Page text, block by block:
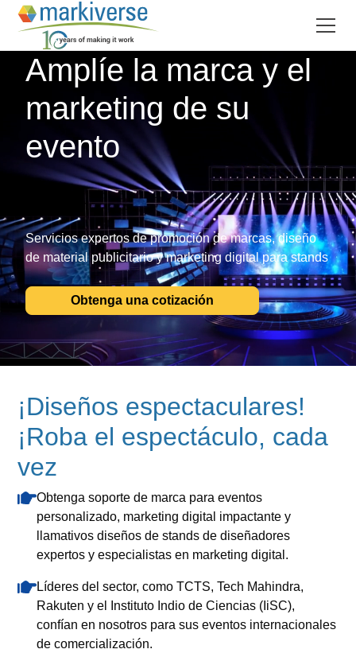
Amplíe la marca y el
marketing de su
evento
Servicios expertos de promoción de marcas, diseño
de material publicitario y marketing digital para stands
Obtenga una cotización
¡Diseños espectaculares!
¡Roba el espectáculo, cada
vez
Obtenga soporte de marca para eventos
personalizado, marketing digital impactante y
llamativos diseños de stands de diseñadores
expertos y especialistas en marketing digital.
Líderes del sector, como TCTS, Tech Mahindra,
Rakuten y el Instituto Indio de Ciencias (IiSC),
confían en nosotros para sus eventos internacionales
de comercialización.